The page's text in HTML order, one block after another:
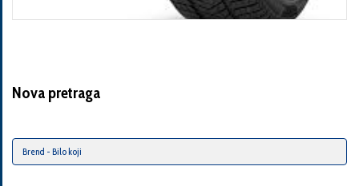
Nova pretraga